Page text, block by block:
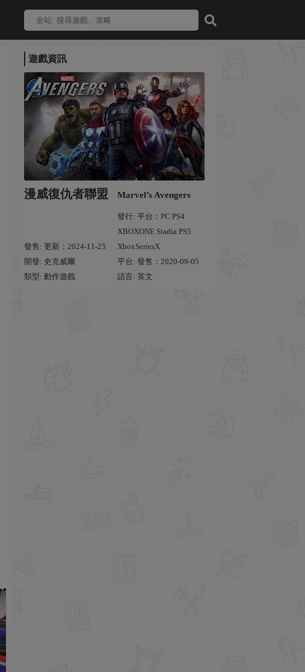
遊戲資訊
漫威復仇者聯盟 Marvel’s Avengers
發售: 更新：2024-11-25
發行: 平台：PC PS4
XBOXONE Stadia PS5
XboxSeriesX
開發: 史克威爾
平台: 發售：2020-09-05
類型: 動作遊戲
語言: 英文